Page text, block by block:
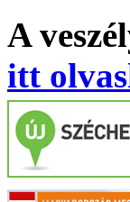
A
itt